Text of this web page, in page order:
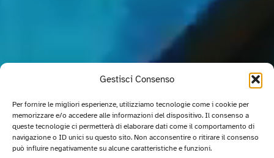
Gestisci Consenso
Per fornire le migliori esperienze, utilizziamo tecnologie come i cookie per
memorizzare e/o accedere alle informazioni del dispositivo. Il consenso a
queste tecnologie ci permetterà di elaborare dati come il comportamento di
navigazione o ID unici su questo sito. Non acconsentire o ritirare il consenso
può influire negativamente su alcune caratteristiche e funzioni.